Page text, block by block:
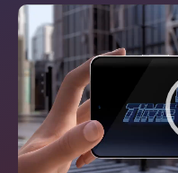
视
频
播
放
器